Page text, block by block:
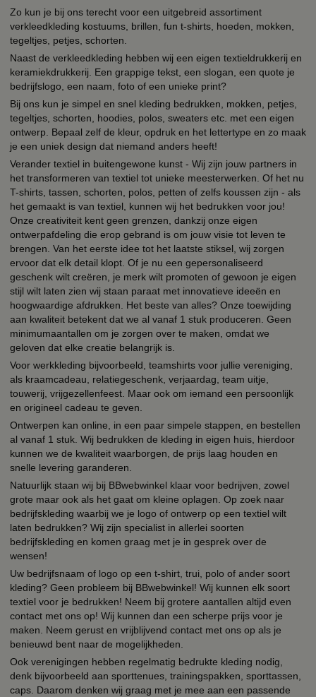
Zo kun je bij ons terecht voor een uitgebreid assortiment
verkleedkleding kostuums, brillen, fun t-shirts, hoeden, mokken,
tegeltjes, petjes, schorten.
Naast de verkleedkleding hebben wij een eigen textieldrukkerij en
keramiekdrukkerij. Een grappige tekst, een slogan, een quote je
bedrijfslogo, een naam, foto of een unieke print?
Bij ons kun je simpel en snel kleding bedrukken, mokken, petjes,
tegeltjes, schorten, hoodies, polos, sweaters etc. met een eigen
ontwerp. Bepaal zelf de kleur, opdruk en het lettertype en zo maak
je een uniek design dat niemand anders heeft!
Verander textiel in buitengewone kunst - Wij zijn jouw partners in
het transformeren van textiel tot unieke meesterwerken. Of het nu
T-shirts, tassen, schorten, polos, petten of zelfs koussen zijn - als
het gemaakt is van textiel, kunnen wij het bedrukken voor jou!
Onze creativiteit kent geen grenzen, dankzij onze eigen
ontwerpafdeling die erop gebrand is om jouw visie tot leven te
brengen. Van het eerste idee tot het laatste stiksel, wij zorgen
ervoor dat elk detail klopt. Of je nu een gepersonaliseerd
geschenk wilt creëren, je merk wilt promoten of gewoon je eigen
stijl wilt laten zien wij staan paraat met innovatieve ideeën en
hoogwaardige afdrukken. Het beste van alles? Onze toewijding
aan kwaliteit betekent dat we al vanaf 1 stuk produceren. Geen
minimumaantallen om je zorgen over te maken, omdat we
geloven dat elke creatie belangrijk is.
Voor werkkleding bijvoorbeeld, teamshirts voor jullie vereniging,
als kraamcadeau, relatiegeschenk, verjaardag, team uitje,
touwerij, vrijgezellenfeest. Maar ook om iemand een persoonlijk
en origineel cadeau te geven.
Ontwerpen kan online, in een paar simpele stappen, en bestellen
al vanaf 1 stuk. Wij bedrukken de kleding in eigen huis, hierdoor
kunnen we de kwaliteit waarborgen, de prijs laag houden en
snelle levering garanderen.
Natuurlijk staan wij bij BBwebwinkel klaar voor bedrijven, zowel
grote maar ook als het gaat om kleine oplagen. Op zoek naar
bedrijfskleding waarbij we je logo of ontwerp op een textiel wilt
laten bedrukken? Wij zijn specialist in allerlei soorten
bedrijfskleding en komen graag met je in gesprek over de
wensen!
Uw bedrijfsnaam of logo op een t-shirt, trui, polo of ander soort
kleding? Geen probleem bij BBwebwinkel! Wij kunnen elk soort
textiel voor je bedrukken! Neem bij grotere aantallen altijd even
contact met ons op! Wij kunnen dan een scherpe prijs voor je
maken. Neem gerust en vrijblijvend contact met ons op als je
benieuwd bent naar de mogelijkheden.
Ook verenigingen hebben regelmatig bedrukte kleding nodig,
denk bijvoorbeeld aan sporttenues, trainingspakken, sporttassen,
caps. Daarom denken wij graag met je mee aan een passende